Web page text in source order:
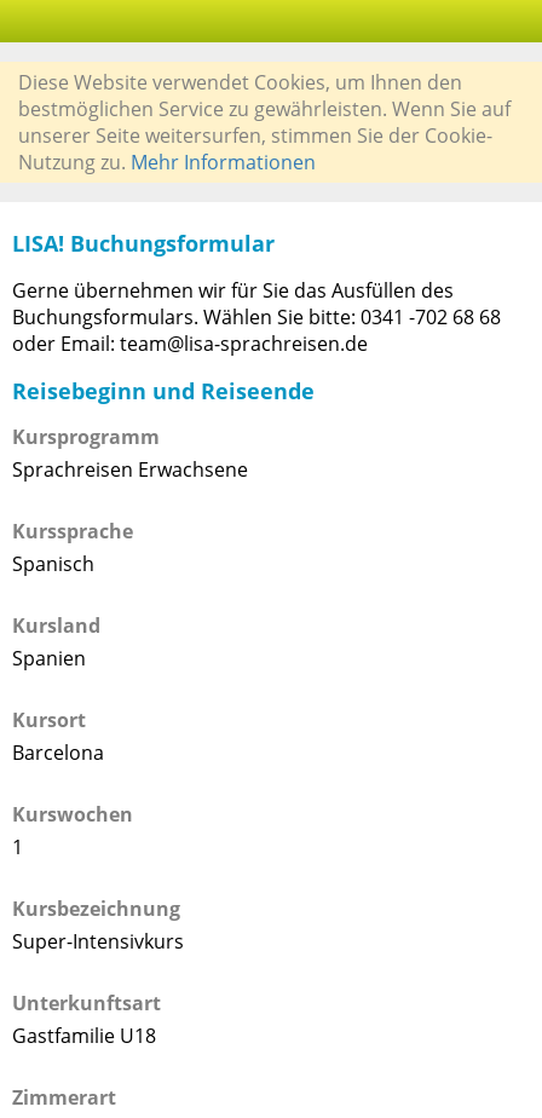
Diese Website verwendet Cookies, um Ihnen den
bestmöglichen Service zu gewährleisten. Wenn Sie auf
unserer Seite weitersurfen, stimmen Sie der Cookie-
Nutzung zu. Mehr Informationen
LISA! Buchungsformular
Gerne übernehmen wir für Sie das Ausfüllen des
Buchungsformulars. Wählen Sie bitte: 0341 -702 68 68
oder Email: team@lisa-sprachreisen.de
Reisebeginn und Reiseende
Kursprogramm
Sprachreisen Erwachsene
Kurssprache
Spanisch
Kursland
Spanien
Kursort
Barcelona
Kurswochen
1
Kursbezeichnung
Super-Intensivkurs
Unterkunftsart
Gastfamilie U18
Zimmerart